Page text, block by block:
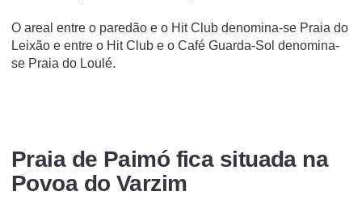
O areal entre o paredão e o Hit Club denomina-se Praia do
Leixão e entre o Hit Club e o Café Guarda-Sol denomina-
se Praia do Loulé.
Praia de Paimó fica situada na
Povoa do Varzim